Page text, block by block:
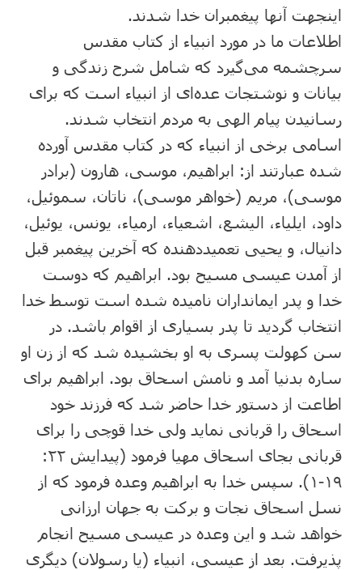
اینجهت آنها پیغمبران خدا شدند.
اطلاعات ما در مورد انبیاء از کتاب مقدس
سرچشمه می‌گیرد که شامل شرح زندگی و
بیانات و نوشتجات عده‌ای از انبیاء است که برای
رسانیدن پیام الهی به مردم انتخاب شدند.
اسامی برخی از انبیاء که در کتاب مقدس آورده
شده عبارتند از: ابراهیم، موسی، هارون (برادر
موسی)، مریم (خواهر موسی)، ناتان، سموئیل،
داود، ایلیاء، الیشع، اشعیاء، ارمیاء، یونس، یوئیل،
دانیال، و یحیی تعمیددهنده که آخرین پیغمبر قبل
از آمدن عیسی مسیح بود. ابراهیم که دوست
خدا و پدر ایمانداران نامیده شده است توسط خدا
انتخاب گردید تا پدر بسیاری از اقوام باشد. در
سن کهولت پسری به او بخشیده شد که از زن او
ساره بدنیا آمد و نامش اسحاق بود. ابراهیم برای
اطاعت از دستور خدا حاضر شد که فرزند خود
اسحاق را قربانی نماید ولی خدا قوچی را برای
قربانی بجای اسحاق مهیا فرمود (پیدایش ۲۲:
۱۹-۱). سپس خدا به ابراهیم وعده فرمود که از
نسل اسحاق نجات و برکت به جهان ارزانی
خواهد شد و این وعده در عیسی مسیح انجام
پذیرفت. بعد از عیسی، انبیاء (یا رسولان) دیگری